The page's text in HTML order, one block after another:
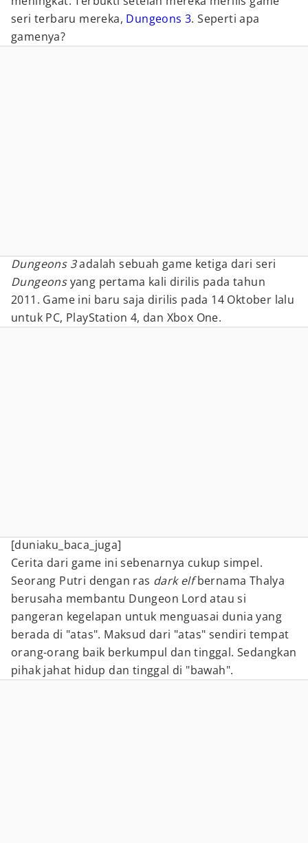
seri terbaru mereka, Dungeons 3. Seperti apa
gamenya?
Dungeons 3adalah sebuah game ketiga dari seri
Dungeonsyang pertama kali dirilis pada tahun
2011. Game ini baru saja dirilis pada 14 Oktober lalu
untuk PC, PlayStation 4, dan Xbox One.
[duniaku_baca_juga]
Cerita dari game ini sebenarnya cukup simpel.
Seorang Putri dengan ras dark elfbernama Thalya
berusaha membantu Dungeon Lord atau si
pangeran kegelapan untuk menguasai dunia yang
berada di "atas". Maksud dari "atas" sendiri tempat
orang-orang baik berkumpul dan tinggal. Sedangkan
pihak jahat hidup dan tinggal di "bawah".